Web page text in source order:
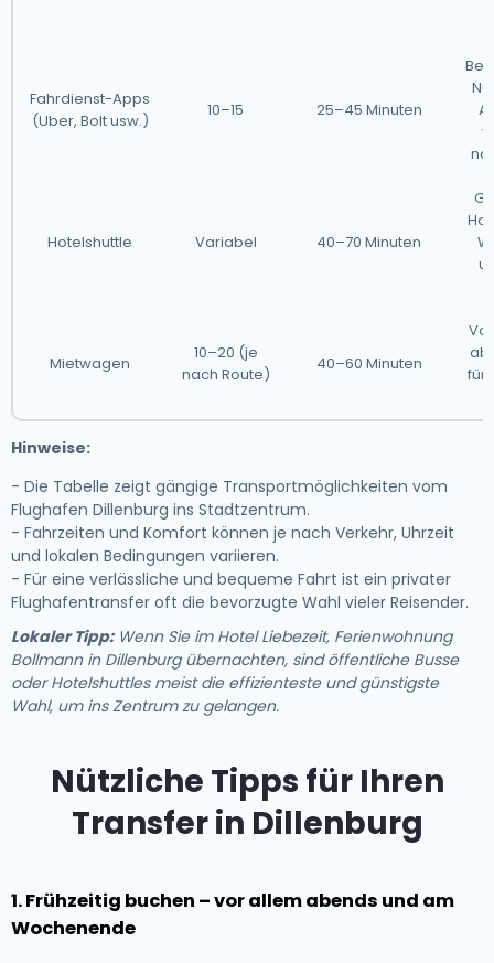
Fahrdienst-Apps
(Uber, Bolt usw.)
10–15 25–45 Minuten
Hotelshuttle Variabel 40–70 Minuten
Mietwagen
10–20 (je
nach Route)
40–60 Minuten
für
Hinweise:
- Die Tabelle zeigt gängige Transportmöglichkeiten vom
Flughafen Dillenburg ins Stadtzentrum.
- Fahrzeiten und Komfort können je nach Verkehr, Uhrzeit
und lokalen Bedingungen variieren.
- Für eine verlässliche und bequeme Fahrt ist ein privater
Flughafentransfer oft die bevorzugte Wahl vieler Reisender.
Lokaler Tipp:Wenn Sie im Hotel Liebezeit, Ferienwohnung
Bollmann in Dillenburg übernachten, sind öffentliche Busse
oder Hotelshuttles meist die effizienteste und günstigste
Wahl, um ins Zentrum zu gelangen.
Nützliche Tipps für Ihren
Transfer in Dillenburg
1. Frühzeitig buchen – vor allem abends und am
Wochenende